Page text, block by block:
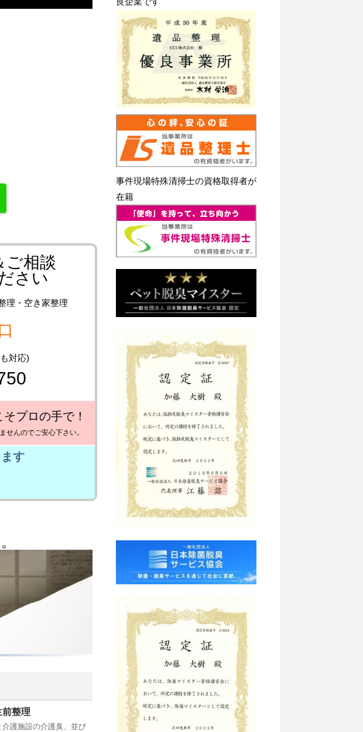
ご相談
さい
理・空き家整理
対応)
プロの手で！
せんのでご安心下さい。
す
整理
護施設の介護臭、並び
事件現場特殊清掃士の資格取得者が
在籍